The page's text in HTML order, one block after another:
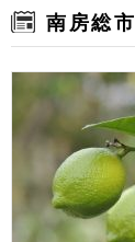
南房総